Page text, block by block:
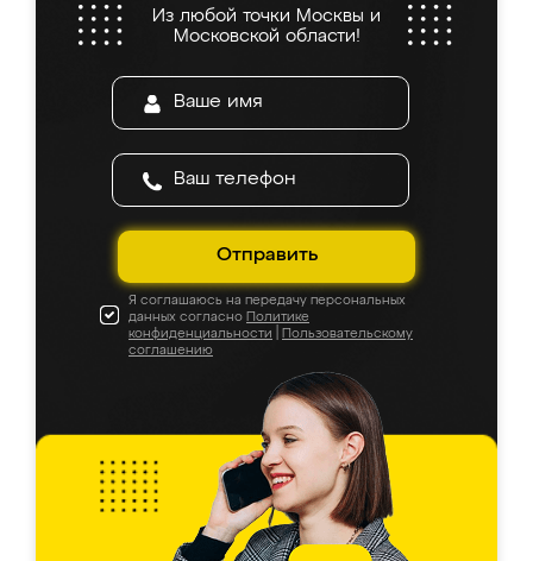
Из любой точки Москвы и
Московской области!
Отправить
Я соглашаюсь на передачу персональных
данных согласно Политике
конфиденциальности
Пользовательскому
соглашению